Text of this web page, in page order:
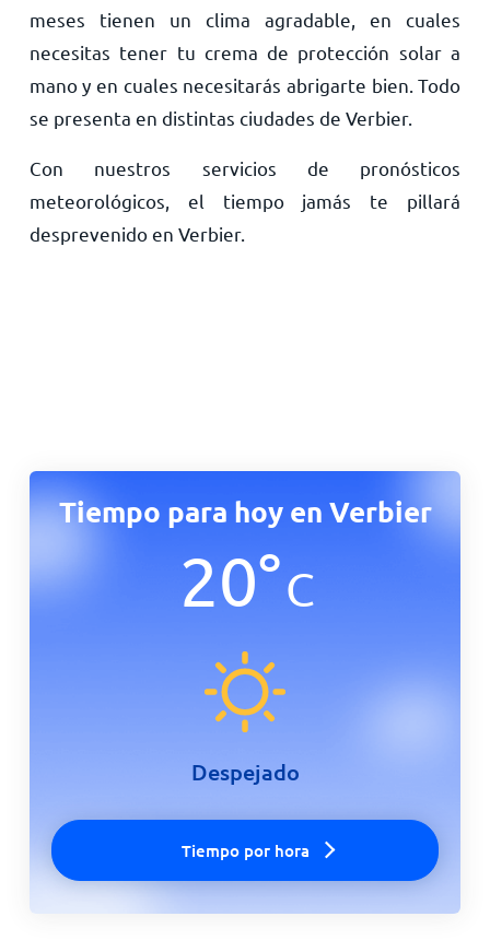
meses tienen un clima agradable, en cuales
necesitas tener tu crema de protección solar a
mano y en cuales necesitarás abrigarte bien. Todo
se presenta en distintas ciudades de Verbier.
Con nuestros servicios de pronósticos
meteorológicos, el tiempo jamás te pillará
desprevenido en Verbier.
Tiempo para hoy en Verbier
20°C
Despejado
Tiempo por hora